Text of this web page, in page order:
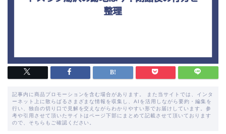
記事内に商品プロモーションを含む場合があります。 また当サイトでは、インタ
ーネット上に散らばるさまざまな情報を収集し、AIを活用しながら要約・編集を
行い、独自の切り口で見解を交えながらわかりやすい形でお届けしています。参
考や引用させて頂いたサイトはページ下部にまとめて記載させて頂いております
ので、そちらもご確認ください。